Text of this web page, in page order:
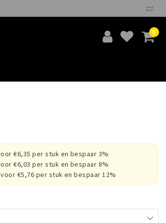
0
€6,35 per stuk en bespaar 3%
€6,03 per stuk en bespaar 8%
€5,76 per stuk en bespaar 12%